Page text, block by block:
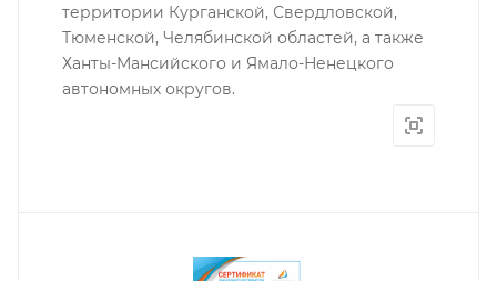
территории Курганской, Свердловской,
Тюменской, Челябинской областей, а также
Ханты-Мансийского и Ямало-Ненецкого
автономных округов.